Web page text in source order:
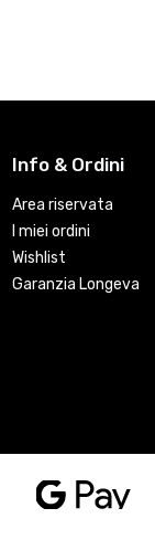
Info & Ordini
Area riservata
I miei ordini
Wishlist
Garanzia Longeva